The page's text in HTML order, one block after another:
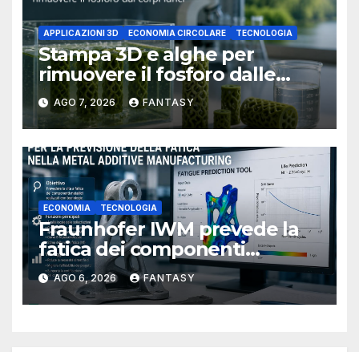
APPLICAZIONI 3D ECONOMIA CIRCOLARE TECNOLOGIA
Stampa 3D e alghe per
rimuovere il fosforo dalle
acque il progetto della
Florida Atlantic University
AGO 7, 2026 FANTASY
ECONOMIA TECNOLOGIA
Fraunhofer IWM prevede la
fatica dei componenti
metallici stampati in 3D
AGO 6, 2026 FANTASY